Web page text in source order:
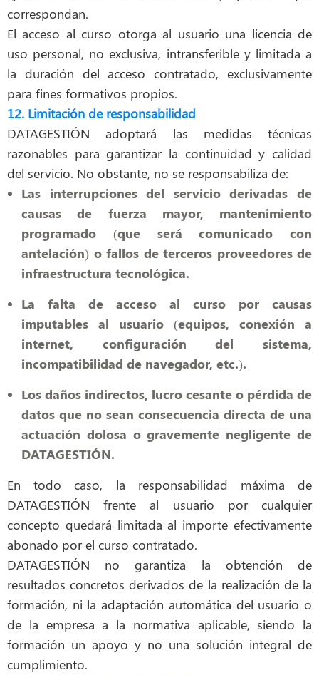
correspondan.
El acceso al curso otorga al usuario una licencia de
uso personal, no exclusiva, intransferible y limitada a
la duración del acceso contratado, exclusivamente
para fines formativos propios.
12. Limitación de responsabilidad
DATAGESTIÓN adoptará las medidas técnicas
razonables para garantizar la continuidad y calidad
del servicio. No obstante, no se responsabiliza de:
Las interrupciones del servicio derivadas de
causas de fuerza mayor, mantenimiento
programado (que será comunicado con
antelación) o fallos de terceros proveedores de
infraestructura tecnológica.
La falta de acceso al curso por causas
imputables al usuario (equipos, conexión a
internet, configuración del sistema,
incompatibilidad de navegador, etc.).
Los daños indirectos, lucro cesante o pérdida de
datos que no sean consecuencia directa de una
actuación dolosa o gravemente negligente de
DATAGESTIÓN.
En todo caso, la responsabilidad máxima de
DATAGESTIÓN frente al usuario por cualquier
concepto quedará limitada al importe efectivamente
abonado por el curso contratado.
DATAGESTIÓN no garantiza la obtención de
resultados concretos derivados de la realización de la
formación, ni la adaptación automática del usuario o
de la empresa a la normativa aplicable, siendo la
formación un apoyo y no una solución integral de
cumplimiento.